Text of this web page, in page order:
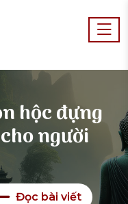
hộc đựng
người
Đọc bài viết